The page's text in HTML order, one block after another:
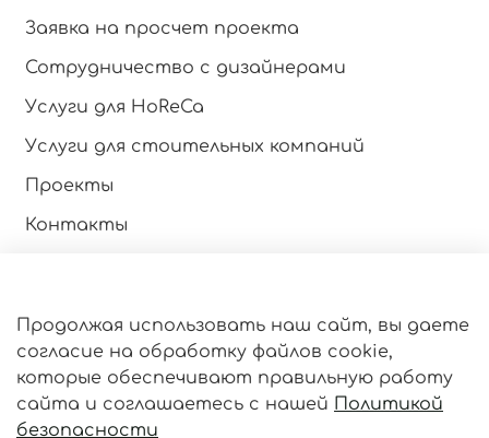
Заявка на просчет проекта
Сотрудничество с дизайнерами
Услуги для HoReCa
Услуги для стоительных компаний
Проекты
Контакты
Оферта и политика конфиденциальности
Пользовательское соглашение
Личный кабинет
Продолжая использовать наш сайт, вы даете
согласие на обработку файлов cookie,
которые обеспечивают правильную работу
сайта и соглашаетесь с нашей Политикой
безопасности